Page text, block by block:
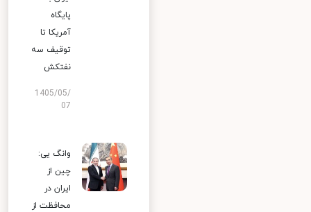
پایگاه
آمریکا تا
توقیف سه
نفتکش
1405/05/
07
وانگ یی:
چین از
ایران در
محافظت از